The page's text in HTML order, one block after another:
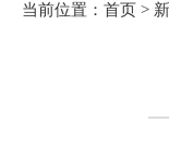
当前位置： 首页 >